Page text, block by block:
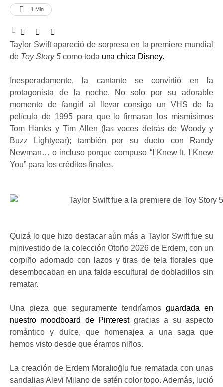
1 Min
Taylor Swift apareció de sorpresa en la premiere mundial
de Toy Story 5 como toda una chica Disney.
Inesperadamente, la cantante se convirtió en la
protagonista de la noche. No solo por su adorable
momento de fangirl al llevar consigo un VHS de la
película de 1995 para que lo firmaran los mismísimos
Tom Hanks y Tim Allen (las voces detrás de Woody y
Buzz Lightyear); también por su dueto con Randy
Newman… o incluso porque compuso “I Knew It, I Knew
You” para los créditos finales.
Quizá lo que hizo destacar aún más a Taylor Swift fue su
minivestido de la colección Otoño 2026 de Erdem, con un
corpiño adornado con lazos y tiras de tela florales que
desembocaban en una falda escultural de dobladillos sin
rematar.
Una pieza que seguramente tendríamos guardada en
nuestro moodboard de Pinterestgracias a su aspecto
romántico y dulce, que homenajea a una saga que
hemos visto desde que éramos niños.
La creación de Erdem Moralıoğlu fue rematada con unas
sandalias Alevi Milano de satén color topo. Además, lució